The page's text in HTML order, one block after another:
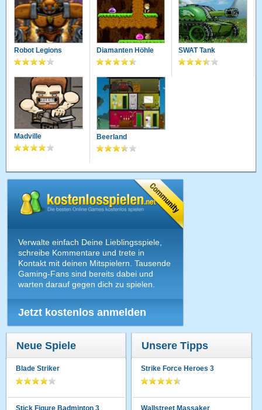
Robot Legions Diamanten Höhle SWAT Tank
Madville Beerland
Verwalte einfach Deine Lieblingsspiele,
schreibe Kommentare und trete in
Kontakt mit deinen Mitspielern. Tausende
Gaming-Fans sind bereits dabei und
warten darauf gegen dich zu spielen.
Jetzt kostenlos anmelden
Neue Spiele
Blade Striker
Stick Figure Badminton 3
Unsere Tipps
Strike Force Heroes 3
Wallstreet Massaker